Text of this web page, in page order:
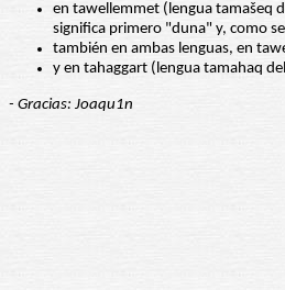
en tawellemmet (lengua tamašeq
significa primero "duna" y, como
también en ambas lenguas, en
y en tahaggart (lengua tamahaq
- Gracias: Joaqu1n